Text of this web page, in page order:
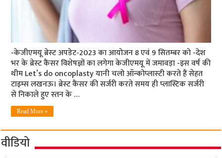
-केजीएमयू ब्रेस्‍ट अपडेट-2023 का आयोजन 8 एवं 9 सितम्‍बर को -देश
भर के ब्रेस्‍ट कैंसर विशेषज्ञों का लगेगा केजीएमयू में जमावड़ा -इस वर्ष की
थीम Let’s do oncoplasty यानी चलो ऑन्‍कोप्‍लास्‍टी करते हैं सेहत
टाइम्‍स लखनऊ। ब्रेस्‍ट कैंसर की सर्जरी करते समय ही प्‍लास्टिक सर्जरी
से निकाले हुए स्‍तन के …
Read More »
वीडियो